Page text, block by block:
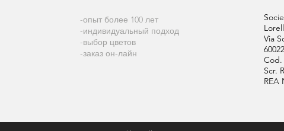
-опыт более 100 лет
-индивидуальный подход
-выбор цветов
-заказ он-лайн
Via
Cod.
Scr.
REA